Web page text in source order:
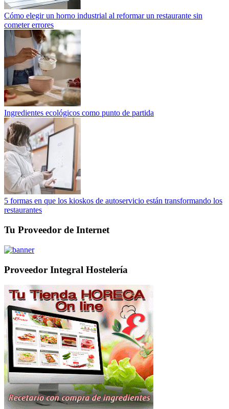
Cómo elegir un horno industrial al reformar un restaurante sin
cometer errores
Ingredientes ecológicos como punto de partida
5 formas en que los kioskos de autoservicio están transformando los
restaurantes
Tu Proveedor de Internet
Proveedor Integral Hostelería